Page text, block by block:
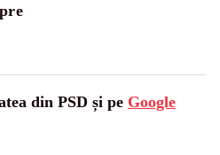
din PSD și pe Google